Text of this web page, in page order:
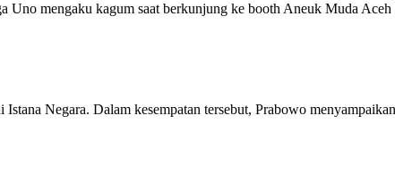
mengaku kagum saat berkunjung ke booth Aneuk Muda
Negara. Dalam kesempatan tersebut, Prabowo